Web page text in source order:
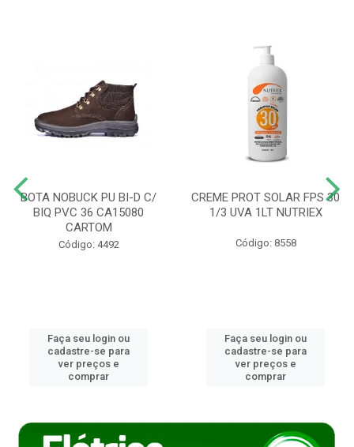
BOTA NOBUCK PU BI-D C/
BIQ PVC 36 CA15080
CARTOM
Código: 4492
Faça seu login ou
cadastre-se para
ver preços e
comprar
CREME PROT SOLAR FPS 30
1/3 UVA 1LT NUTRIEX
Código: 8558
Faça seu login ou
cadastre-se para
ver preços e
comprar